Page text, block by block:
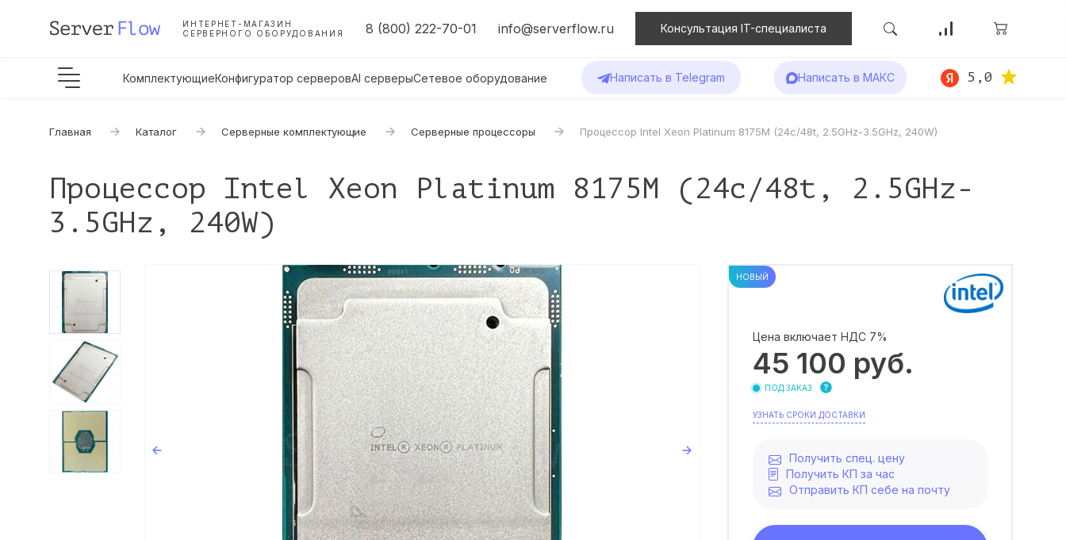
ИНТЕРНЕТ-МАГАЗИН
СЕРВЕРНОГО ОБОРУДОВАНИЯ
8 (800) 222-70-01 info@serverflow.ru Консультация IT-специалиста
КомплектующиеКонфигуратор серверовAI серверыСетевое оборудование Написать в Telegram Написать в МАКС 5,0
Главная Каталог Серверные комплектующие Серверные процессоры Процессор Intel Xeon Platinum 8175M (24c/48t, 2.5GHz-3.5GHz, 240W)
Процессор Intel Xeon Platinum 8175M (24c/48t, 2.5GHz-
3.5GHz, 240W)
НОВЫЙ
Цена включает НДС 7%
45 100 руб.
ПОД ЗАКАЗ
УЗНАТЬ СРОКИ ДОСТАВКИ
Получить спец. цену
Получить КП за час
Отправить КП себе на почту